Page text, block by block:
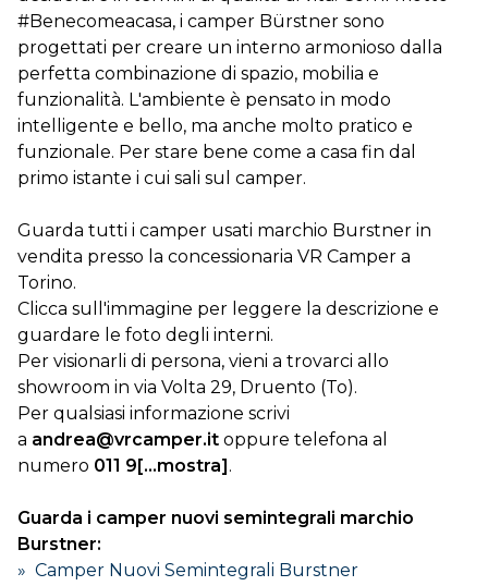
ARTICOLI
DOVE SIAMO
CONTATTI
#Benecomeacasa, i camper Bürstner sono
progettati per creare un interno armonioso dalla
perfetta combinazione di spazio, mobilia e
funzionalità. L'ambiente è pensato in modo
intelligente e bello, ma anche molto pratico e
funzionale. Per stare bene come a casa fin dal
primo istante i cui sali sul camper.
Guarda tutti i camper usati marchio Burstner in
vendita presso la concessionaria VR Camper a
Torino.
Clicca sull'immagine per leggere la descrizione e
guardare le foto degli interni.
Per visionarli di persona, vieni a trovarci allo
showroom in via Volta 29, Druento (To).
Per qualsiasi informazione scrivi
a andrea@vrcamper.it oppure telefona al
numero 011 9[...mostra].
Guarda i camper nuovi semintegrali marchio
Burstner:
» Camper Nuovi Semintegrali Burstner